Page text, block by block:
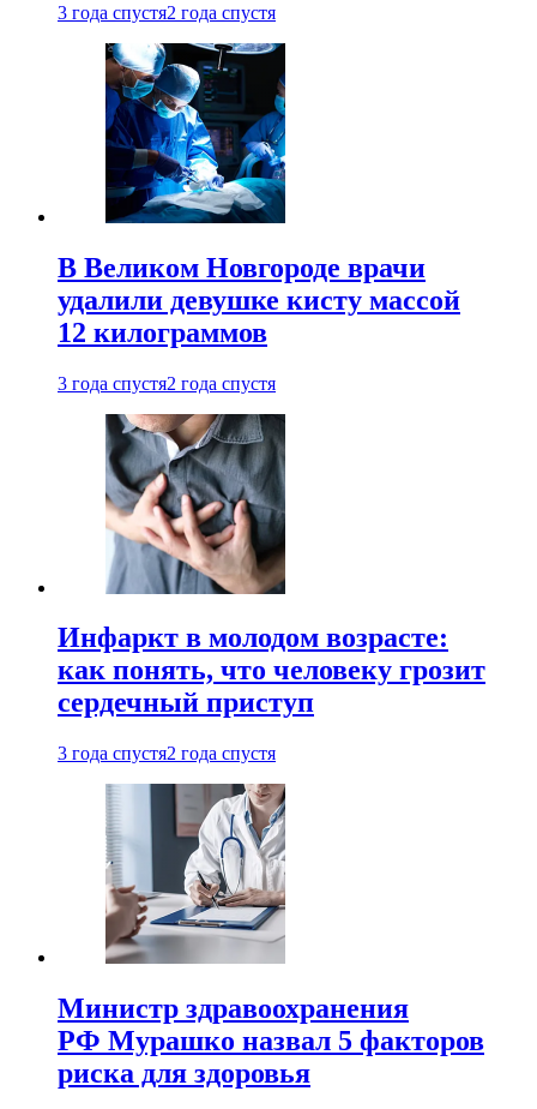
3 года спустя2 года спустя
В Великом Новгороде врачи
удалили девушке кисту массой
12 килограммов
3 года спустя2 года спустя
Инфаркт в молодом возрасте:
как понять, что человеку грозит
сердечный приступ
3 года спустя2 года спустя
Министр здравоохранения
РФ Мурашко назвал 5 факторов
риска для здоровья